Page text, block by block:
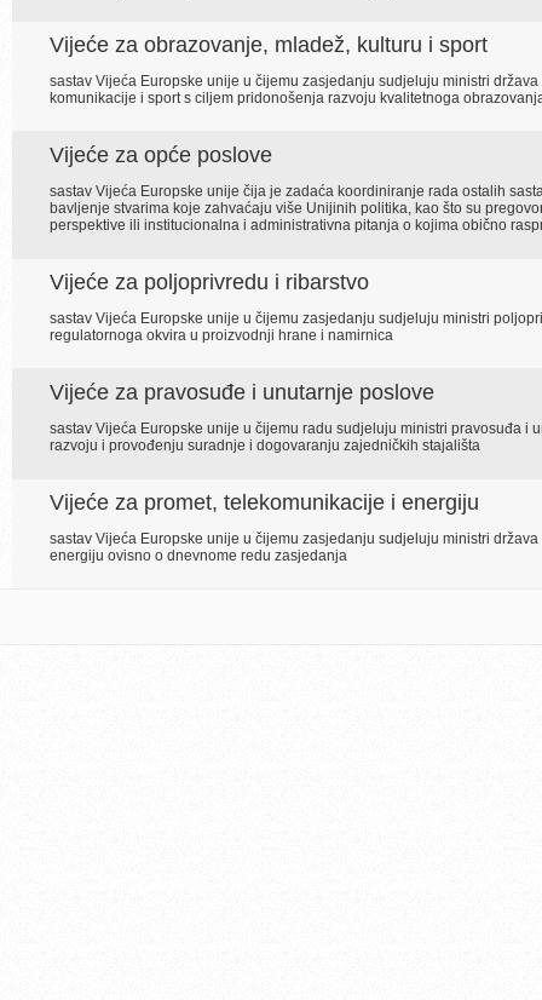
Vijeće za obrazovanje, mladež, kulturu i sport
sastav Vijeća Europske unije u čijemu zasjedanju sudjeluju ministri
komunikacije i sport s ciljem pridonošenja razvoju kvalitetnoga
Vijeće za opće poslove
sastav Vijeća Europske unije čija je zadaća koordiniranje rada ostalih
bavljenje stvarima koje zahvaćaju više Unijinih politika, kao što su
perspektive ili institucionalna i administrativna pitanja o kojima obično
Vijeće za poljoprivredu i ribarstvo
sastav Vijeća Europske unije u čijemu zasjedanju sudjeluju ministri
regulatornoga okvira u proizvodnji hrane i namirnica
Vijeće za pravosuđe i unutarnje poslove
sastav Vijeća Europske unije u čijemu radu sudjeluju ministri pravosuđa i
razvoju i provođenju suradnje i dogovaranju zajedničkih stajališta
Vijeće za promet, telekomunikacije i energiju
sastav Vijeća Europske unije u čijemu zasjedanju sudjeluju ministri
energiju ovisno o dnevnome redu zasjedanja